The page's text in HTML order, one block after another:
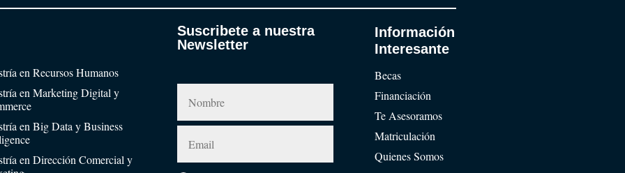
en Recursos Humanos
en Marketing Digital y
en Big Data y Business
en Dirección Comercial y
Suscribete a nuestra
Newsletter
Información
Interesante
Becas
Financiación
Te Asesoramos
Matriculación
Quienes Somos